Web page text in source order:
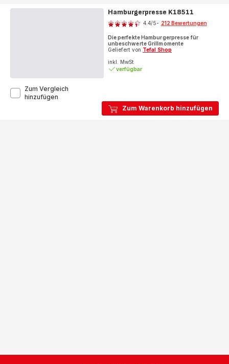
Zum Warenkorb hinzufügen
Hamburgerpresse K18511
Bewertung
4.4/5- 212 Bewertungen
Die perfekte Hamburgerpresse für
unbeschwerte Grillmomente
Geliefert von Tefal Shop
inkl. MwSt
verfügbar
Zum Vergleich
hinzufügen